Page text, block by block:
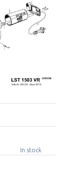
In stock